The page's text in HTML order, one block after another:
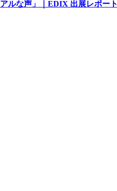
ルな声」｜EDIX 出展レポート